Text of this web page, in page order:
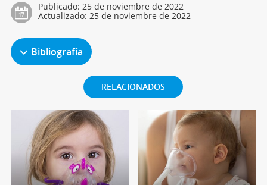
Publicado: 25 de noviembre de 2022
Actualizado: 25 de noviembre de 2022
Bibliografía
RELACIONADOS